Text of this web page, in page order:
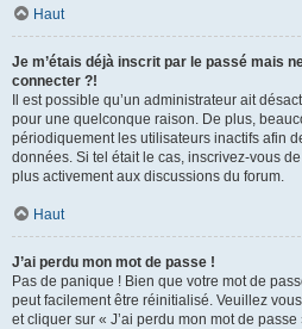
Haut
Je m’étais déjà inscrit par le passé mais
connecter ?!
Il est possible qu’un administrateur ait
pour une quelconque raison. De plus,
périodiquement les utilisateurs inactifs afin
données. Si tel était le cas, inscrivez-vous
plus activement aux discussions du forum.
Haut
J’ai perdu mon mot de passe !
Pas de panique ! Bien que votre mot de
peut facilement être réinitialisé. Veuillez
et cliquer sur « J’ai perdu mon mot de